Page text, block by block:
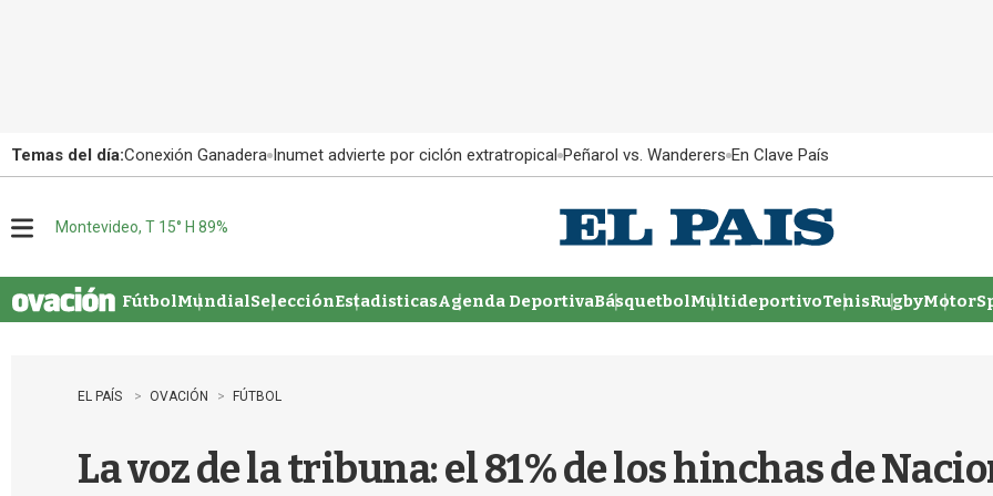
Temas del día:Conexión Ganadera Inumet advierte por ciclón extratropical Peñarol vs. Wanderers En Clave País
u
Montevideo, T 15° H 89%
FútbolMundialSelecciónEstadisticasAgenda DeportivaBásquetbolMultideportivoTenisRugby
EL PAÍS OVACIÓN FÚTBOL
La voz de la tribuna: el 81% de los hinchas de